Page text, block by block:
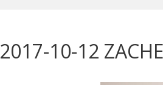
2017-10-12